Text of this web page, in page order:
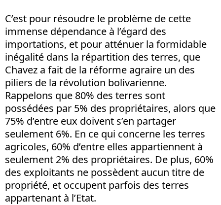
C’est pour résoudre le problème de cette
immense dépendance à l’égard des
importations, et pour atténuer la formidable
inégalité dans la répartition des terres, que
Chavez a fait de la réforme agraire un des
piliers de la révolution bolivarienne.
Rappelons que 80% des terres sont
possédées par 5% des propriétaires, alors que
75% d’entre eux doivent s’en partager
seulement 6%. En ce qui concerne les terres
agricoles, 60% d’entre elles appartiennent à
seulement 2% des propriétaires. De plus, 60%
des exploitants ne possèdent aucun titre de
propriété, et occupent parfois des terres
appartenant à l’Etat.